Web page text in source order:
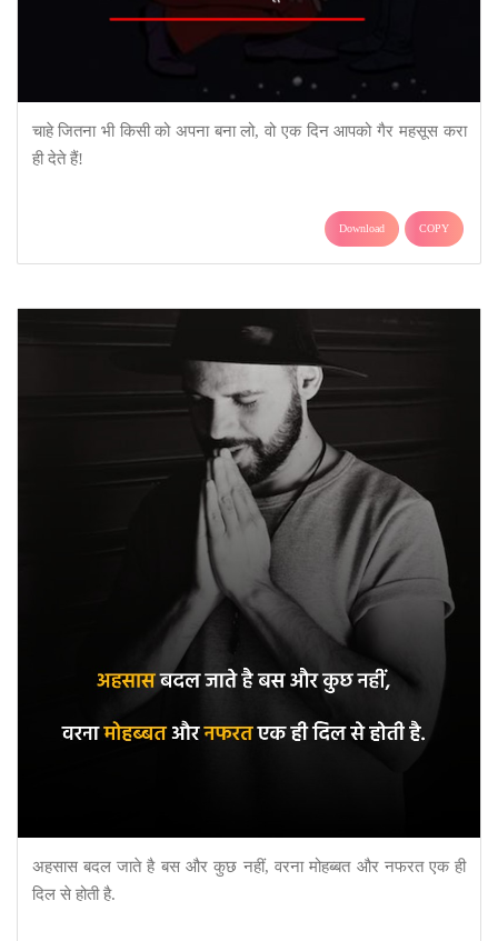
चाहे जितना भी किसी को अपना बना लो, वो एक दिन आपको गैर महसूस करा
ही देते हैं!
Download COPY
अहसास बदल जाते है बस और कुछ नहीं, वरना मोहब्बत और नफरत एक ही
दिल से होती है.